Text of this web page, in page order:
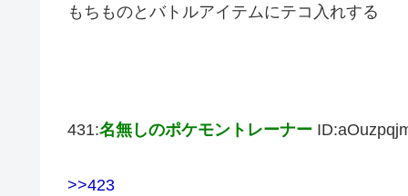
もちものとバトルアイテムにテコ入れする
431:名無しのポケモントレーナー
>>423